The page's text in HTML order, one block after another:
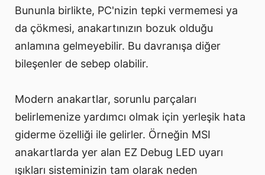
Bununla birlikte, PC'nizin tepki vermemesi ya
da çökmesi, anakartınızın bozuk olduğu
anlamına gelmeyebilir. Bu davranışa diğer
bileşenler de sebep olabilir.
Modern anakartlar, sorunlu parçaları
belirlemenize yardımcı olmak için yerleşik hata
giderme özelliği ile gelirler. Örneğin MSI
anakartlarda yer alan EZ Debug LED uyarı
ışıkları sisteminizin tam olarak neden